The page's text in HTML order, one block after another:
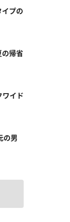
プの
帰省
イド
の男